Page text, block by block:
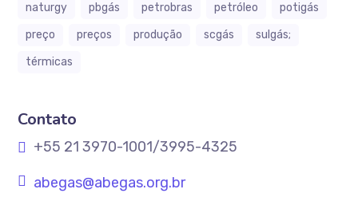
naturgy
pbgás petrobras petróleo
potigás
preço
preços produção scgás
sulgás;
térmicas
Contato
+55 21 3970-1001/3995-4325
abegas@abegas.org.br